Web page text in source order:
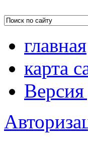
главная
карта